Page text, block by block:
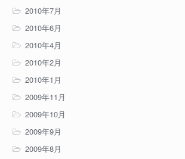
2010年7月
2010年6月
2010年4月
2010年2月
2010年1月
2009年11月
2009年10月
2009年9月
2009年8月